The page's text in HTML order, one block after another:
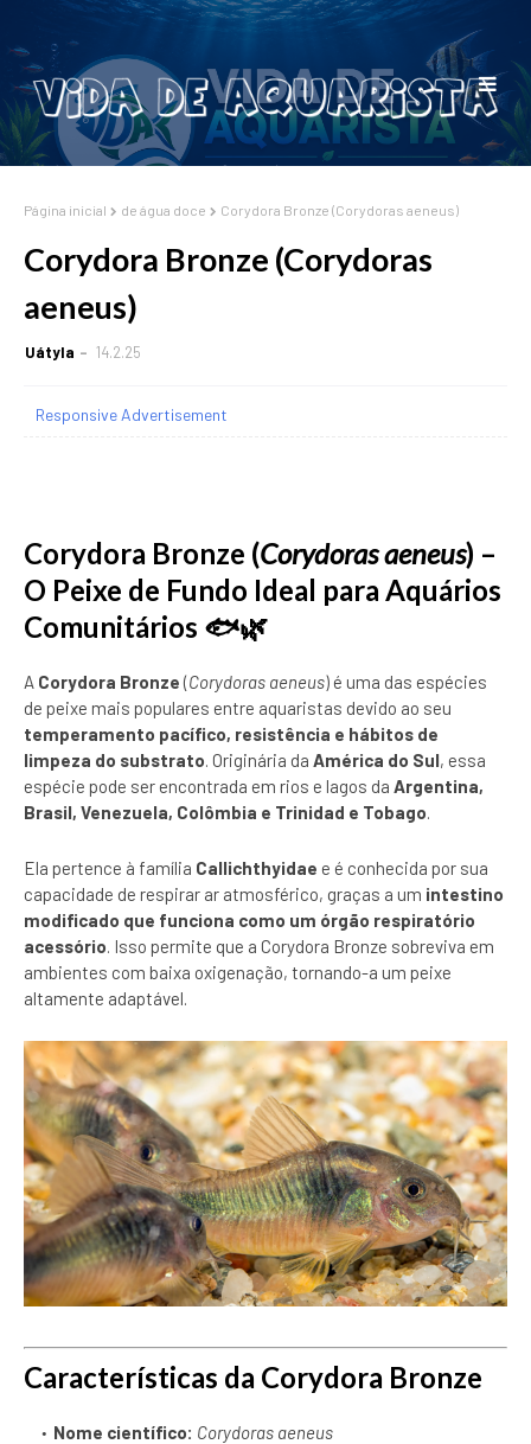
Página inicial de água doce Corydora Bronze (Corydoras aeneus)
Corydora Bronze (Corydoras
aeneus)
Uátyla 14.2.25
Responsive Advertisement
Corydora Bronze (Corydoras aeneus) –
O Peixe de Fundo Ideal para Aquários
Comunitários 🐟🌿
A Corydora Bronze (Corydoras aeneus) é uma das espécies
de peixe mais populares entre aquaristas devido ao seu
temperamento pacífico, resistência e hábitos de
limpeza do substrato. Originária da América do Sul, essa
espécie pode ser encontrada em rios e lagos da Argentina,
Brasil, Venezuela, Colômbia e Trinidad e Tobago.
Ela pertence à família Callichthyidae e é conhecida por sua
capacidade de respirar ar atmosférico, graças a um intestino
modificado que funciona como um órgão respiratório
acessório. Isso permite que a Corydora Bronze sobreviva em
ambientes com baixa oxigenação, tornando-a um peixe
altamente adaptável.
Características da Corydora Bronze
Nome científico: Corydoras aeneus